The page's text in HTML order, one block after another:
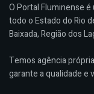
O Portal Fluminense
todo o Estado do Rio
Baixada, Região dos
Temos agência
garante a qualidade e